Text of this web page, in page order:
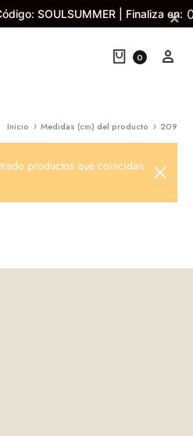
SOULSUMMER | Finaliza en:
×
Cart
0
Inicio Medidas (cm) del producto 209
productos que coincidan